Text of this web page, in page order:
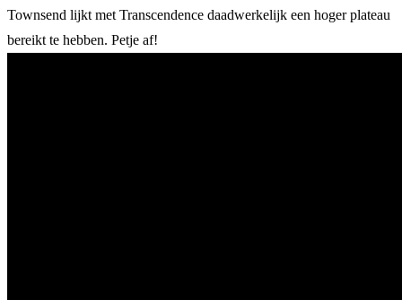
Townsend lijkt met Transcendence daadwerkelijk een hoger plateau
bereikt te hebben. Petje af!